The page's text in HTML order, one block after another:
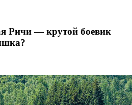
Ричи — крутой боевик